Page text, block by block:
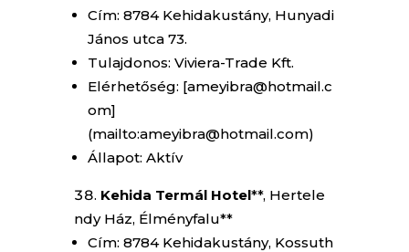
Cím: 8784 Kehidakustány, Hunyadi
János utca 73.
Tulajdonos: Viviera-Trade Kft.
Elérhetőség: [ameyibra@hotmail.c
om]
(mailto:ameyibra@hotmail.com)
Állapot: Aktív
Kehida Termál Hotel**, Hertele
ndy Ház, Élményfalu**
Cím: 8784 Kehidakustány, Kossuth